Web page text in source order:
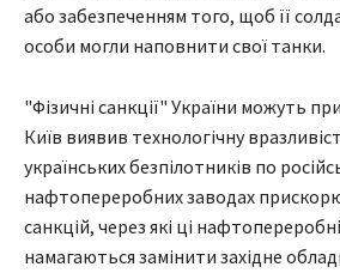
або забезпеченням того, щоб її
особи могли наповнити свої танки.
"Фізичні санкції" України можуть
Київ виявив технологічну
українських безпілотників по
нафтопереробних заводах
санкцій, через які ці
намагаються замінити західне